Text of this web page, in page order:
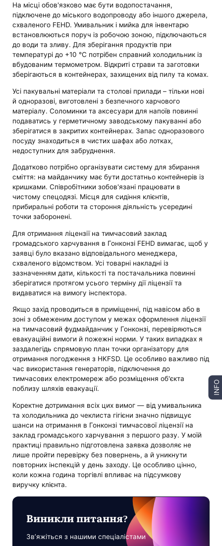
На місці обов'язково має бути водопостачання,
підключене до міського водопроводу або іншого джерела,
схваленого FEHD. Умивальник і мийка для інвентарю
встановлюються поруч із робочою зоною, підключаються
до води та зливу. Для зберігання продуктів при
температурі до +10 °C потрібен справний холодильник із
вбудованим термометром. Відкриті страви та заготовки
зберігаються в контейнерах, захищених від пилу та комах.
Усі пакувальні матеріали та столові прилади – тільки нові
й одноразові, виготовлені з безпечного харчового
матеріалу. Соломинки та аксесуари для напоїв повинні
подаватись у герметичному заводському пакуванні або
зберігатися в закритих контейнерах. Запас одноразового
посуду знаходиться в чистих шафах або лотках,
недоступних для забруднення.
Додатково потрібно організувати систему для збирання
сміття: на майданчику має бути достатньо контейнерів із
кришками. Співробітники зобов'язані працювати в
чистому спецодязі. Місця для сидіння клієнтів,
прибиральні роботи та стороння діяльність усередині
точки заборонені.
Для отримання ліцензії на тимчасовий заклад
громадського харчування в Гонконзі FEHD вимагає, щоб у
заявці було вказано відповідального менеджера,
схваленого відомством. Усі товарні накладні із
зазначенням дати, кількості та постачальника повинні
зберігатися протягом усього терміну дії ліцензії та
видаватися на вимогу інспектора.
Якщо захід проводиться в приміщенні, під навісом або в
зоні з обмеженим доступом у межах оформлення ліцензії
на тимчасовий фудмайданчик у Гонконзі, перевіряються
евакуаційні вимоги й пожежні норми. У таких випадках я
заздалегідь спрямовую план точки організатору для
отримання погодження з HKFSD. Це особливо важливо під
час використання генераторів, підключення до
тимчасових електромереж або розміщення об'єкта
поблизу шляхів евакуації.
Коректне дотримання всіх цих вимог — від умивальника
та холодильника до чеклиста гігієни значно підвищує
шанси на отримання в Гонконзі тимчасової ліцензії на
заклад громадського харчування з першого разу. У моїй
практиці правильно підготовлена ​​заявка дозволяє не
лише пройти перевірку без повернень, а й уникнути
повторних інспекцій у день заходу. Це особливо цінно,
коли кожна година торгівлі впливає на підсумкову
виручку клієнта.
Виникли питання?
Зв’яжіться з нашими спеціалістами
INFO